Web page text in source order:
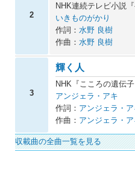
2
NHK連続テレビ小説
いきものがかり
作詞： 水野 良樹
作曲： 水野 良樹
3
輝く人
NHK『こころの遺伝
アンジェラ・アキ
作詞： アンジェラ・ア
作曲： アンジェラ・ア
収載曲の全曲一覧を見る